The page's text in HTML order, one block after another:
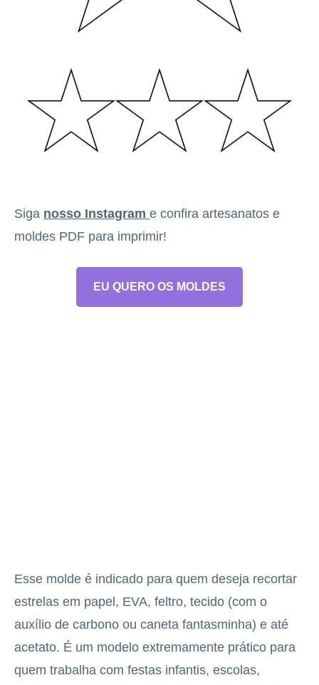
Siga nosso Instagram e confira artesanatos e
moldes PDF para imprimir!
EU QUERO OS MOLDES
Esse molde é indicado para quem deseja recortar
estrelas em papel, EVA, feltro, tecido (com o
auxílio de carbono ou caneta fantasminha) e até
acetato. É um modelo extremamente prático para
quem trabalha com festas infantis, escolas,